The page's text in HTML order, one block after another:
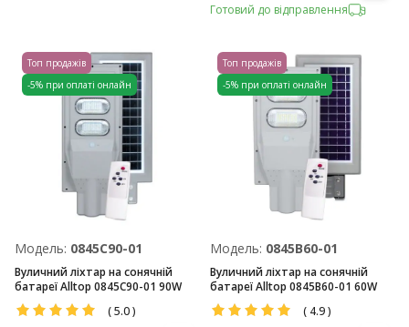
Готовий до відправлення
Топ продажів
-5% при оплаті онлайн
Модель: 0845C90-01
Вуличний ліхтар на сонячній
батареї Alltop 0845C90-01 90W
(5.0)
Топ продажів
-5% при оплаті онлайн
Модель: 0845B60-01
Вуличний ліхтар на сонячній
батареї Alltop 0845B60-01 60W
( 4.9)